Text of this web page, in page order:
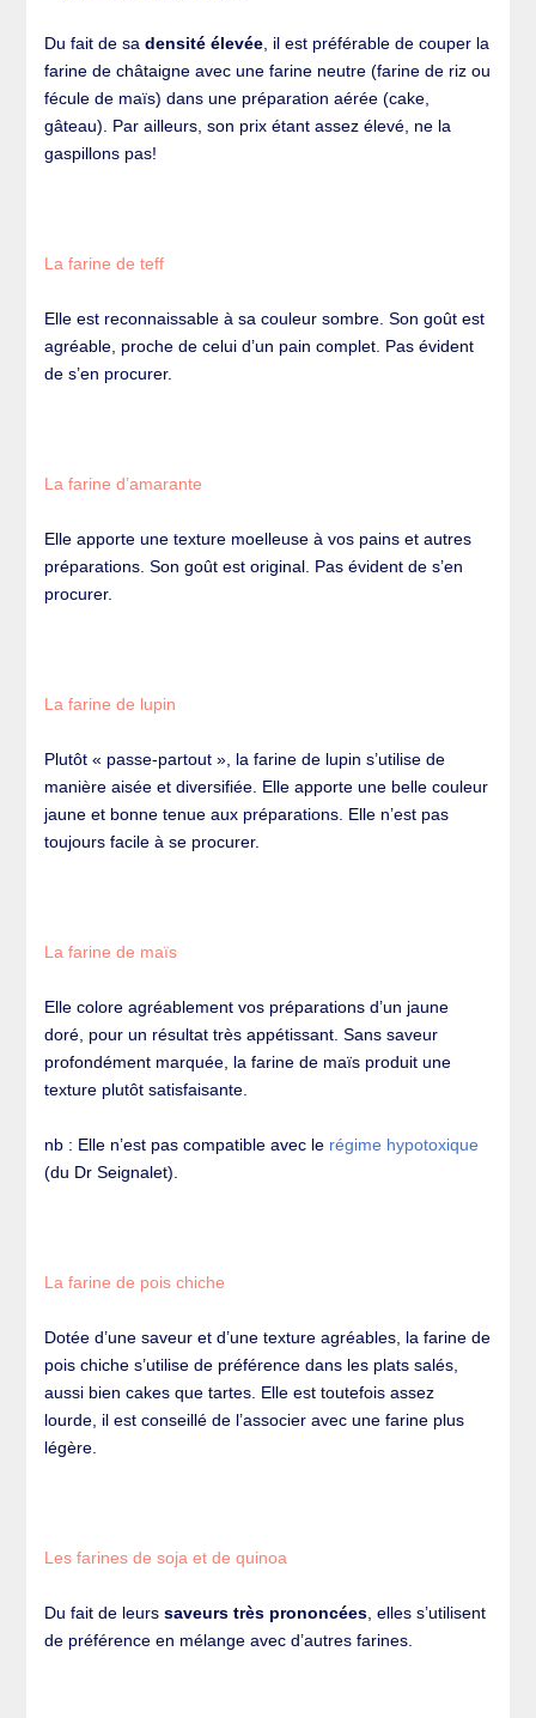
Du fait de sadensité élevée , il est préférable de couper la
farine de châtaigne avec une farine neutre (farine de riz ou
fécule de maïs) dans une préparation aérée (cake,
gâteau). Par ailleurs, son prix étant assez élevé, ne la
gaspillons pas!
La farine de teff
Elle est reconnaissable à sa couleur sombre. Son goût est
agréable, proche de celui d’un pain complet. Pas évident
de s’en procurer.
La farine d’amarante
Elle apporte une texture moelleuse à vos pains et autres
préparations. Son goût est original. Pas évident de s’en
procurer.
La farine de lupin
Plutôt « passe-partout », la farine de lupin s’utilise de
manière aisée et diversifiée. Elle apporte une belle couleur
jaune et bonne tenue aux préparations. Elle n’est pas
toujours facile à se procurer.
La farine de maïs
Elle colore agréablement vos préparations d’un jaune
doré, pour un résultat très appétissant. Sans saveur
profondément marquée, la farine de maïs produit une
texture plutôt satisfaisante.
nb : Elle n’est pas compatible avec le régime hypotoxique
(du Dr Seignalet).
La farine de pois chiche
Dotée d’une saveur et d’une texture agréables, la farine de
pois chiche s’utilise de préférence dans les plats salés,
aussi bien cakes que tartes. Elle est toutefois assez
lourde, il est conseillé de l’associer avec une farine plus
légère.
Les farines de soja et de quinoa
Du fait de leurssaveurs très prononcées, elles s’utilisent
de préférence en mélange avec d’autres farines.